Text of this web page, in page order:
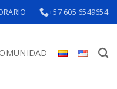
+57 605 6549654